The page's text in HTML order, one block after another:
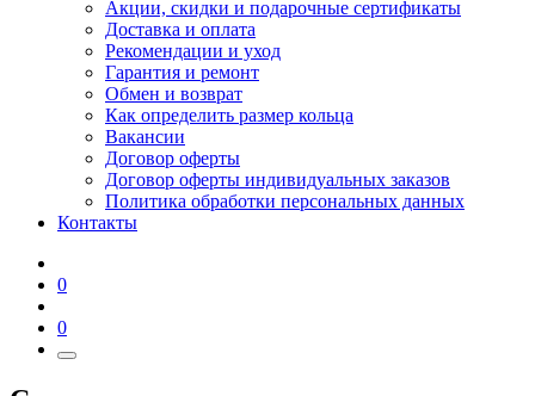
Акции, скидки и подарочные сертификаты
Доставка и оплата
Рекомендации и уход
Гарантия и ремонт
Обмен и возврат
Как определить размер кольца
Вакансии
Договор оферты
Договор оферты индивидуальных заказов
Политика обработки персональных данных
Контакты
0
0